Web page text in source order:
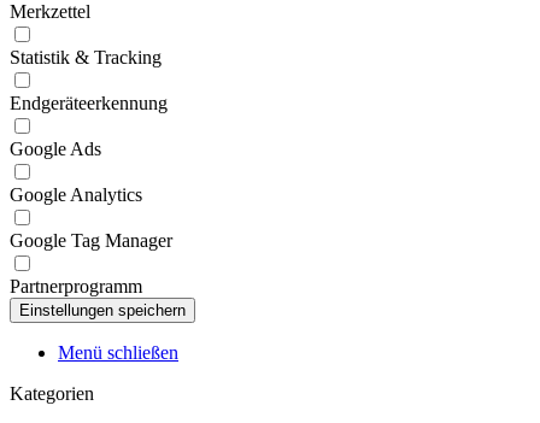
Merkzettel
Statistik & Tracking
Endgeräteerkennung
Google Ads
Google Analytics
Google Tag Manager
Partnerprogramm
Menü schließen
Kategorien